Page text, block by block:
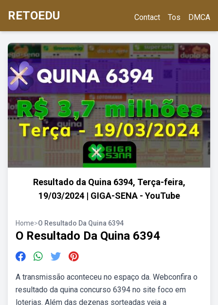
RETOEDU Contact Tos DMCA
Resultado da Quina 6394, Terça-feira,
19/03/2024 | GIGA-SENA - YouTube
Home>O Resultado Da Quina 6394
O Resultado Da Quina 6394
A transmissão aconteceu no espaço da. Webconfira o
resultado da quina concurso 6394 no site foco em
loterias. Além das dezenas sorteadas veja a